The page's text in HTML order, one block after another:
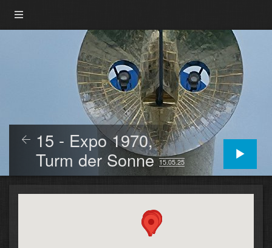
15 - Expo 1970,
Turm der Sonne15.05.25